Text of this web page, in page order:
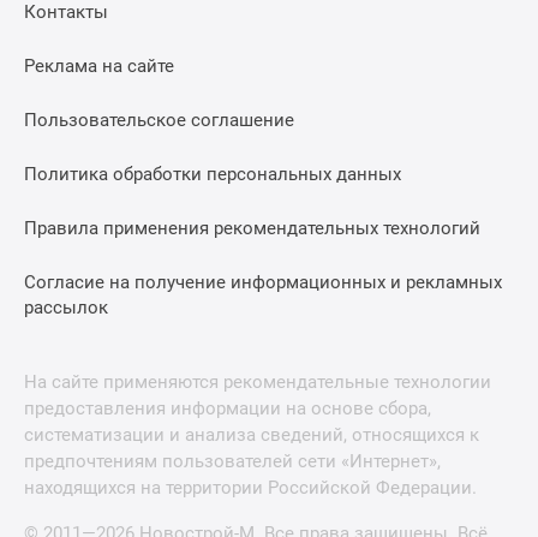
Контакты
Реклама на сайте
Пользовательское соглашение
Политика обработки персональных данных
Правила применения рекомендательных технологий
Согласие на получение информационных и рекламных
рассылок
На сайте применяются рекомендательные технологии
предоставления информации на основе сбора,
систематизации и анализа сведений, относящихся к
предпочтениям пользователей сети «Интернет»,
находящихся на территории Российской Федерации.